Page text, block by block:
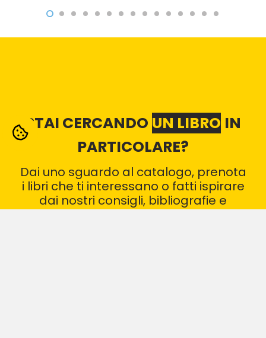
STAI CERCANDO UN LIBRO IN
PARTICOLARE?
Dai uno sguardo al catalogo, prenota
i libri che ti interessano o fatti ispirare
dai nostri consigli, bibliografie e
recensioni